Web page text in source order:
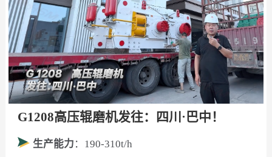
G1208高压辊磨机发往：四川·巴中！
生产能力 ：190-310t/h